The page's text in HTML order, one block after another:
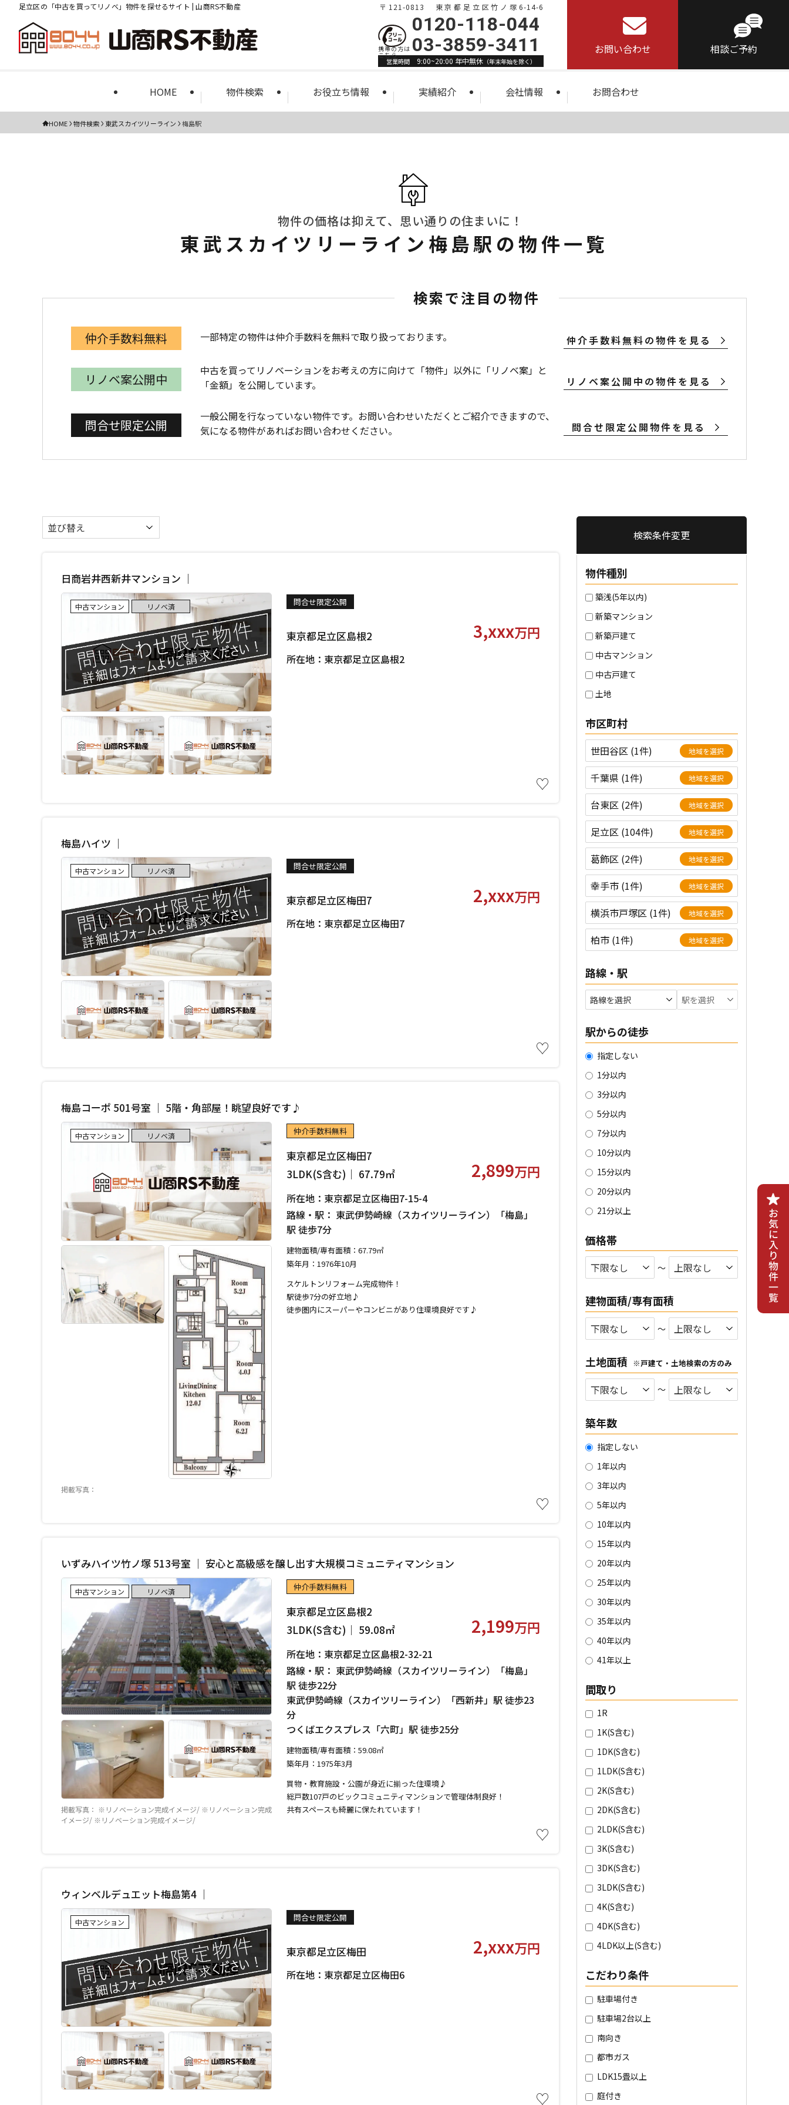
足立区の「中古を買ってリノベ」物件を探せるサイト | 山商RS不動産
HOME 物件検索 お役立ち情報 実績紹介 会社情報 お問合わせ
〒121-0813 東京都足立区竹ノ塚6-14-6
0120-118-044
03-3859-3411
営業時間9:00~20:00 年中無休（年末年始を除く）
お問い合わせ 相談ご予約
HOME 物件検索 東武スカイツリーライン 梅島駅
物件の価格は抑えて、思い通りの住まいに！
東武スカイツリーライン梅島駅の物件一覧
検索で注目の物件
仲介手数料無料 一部特定の物件は仲介手数料を無料で取り扱っております。 仲介手数料無料の物件を見る
リノベ案公開中
中古を買ってリノベーションをお考えの方に向けて「物件」以外に「リノベ案」と
「金額」を公開しています。
リノベ案公開中の物件を見る
問合せ限定公開
一般公開を行なっていない物件です。お問い合わせいただくとご紹介できますので、
気になる物件があればお問い合わせください。
問合せ限定公開物件を見る
日商岩井西新井マンション ｜
中古マンション リノベ済 問合せ限定公開
東京都足立区島根2 3,xxx万円
所在地：東京都足立区島根2
♡
梅島ハイツ ｜
中古マンション リノベ済 問合せ限定公開
東京都足立区梅田7 2,xxx万円
所在地：東京都足立区梅田7
♡
梅島コーポ 501号室 ｜ 5階・角部屋！眺望良好です♪
中古マンション リノベ済
掲載写真：
仲介手数料無料
東京都足立区梅田7
3LDK(S含む)｜ 67.79㎡
2,899万円
所在地：東京都足立区梅田7-15-4
路線・駅： 東武伊勢崎線（スカイツリーライン）「梅島」
駅 徒歩7分
建物面積/専有面積：67.79㎡
築年月：1976年10月
スケルトンリフォーム完成物件！
駅徒歩7分の好立地♪
徒歩圏内にスーパーやコンビニがあり住環境良好です♪
♡
いずみハイツ竹ノ塚 513号室 ｜ 安心と高級感を醸し出す大規模コミュニティマンション
中古マンション リノベ済
掲載写真： ※リノベーション完成イメージ/ ※リノベーション完成
イメージ/ ※リノベーション完成イメージ/
仲介手数料無料
東京都足立区島根2
3LDK(S含む)｜ 59.08㎡
2,199万円
所在地：東京都足立区島根2-32-21
路線・駅： 東武伊勢崎線（スカイツリーライン）「梅島」
駅 徒歩22分
東武伊勢崎線（スカイツリーライン）「西新井」駅 徒歩23
分
つくばエクスプレス「六町」駅 徒歩25分
建物面積/専有面積：59.08㎡
築年月：1975年3月
買物・教育施設・公園が身近に揃った住環境♪
総戸数107戸のビックコミュニティマンションで管理体制良好！
共有スペースも綺麗に保たれています！
♡
ウィンベルデュエット梅島第4 ｜
中古マンション 問合せ限定公開
東京都足立区梅田 2,xxx万円
所在地：東京都足立区梅田6
♡
検索条件変更
物件種別
築浅(5年以内)
新築マンション
新築戸建て
中古マンション
中古戸建て
土地
市区町村
世田谷区 (1件) 地域を選択
千葉県 (1件) 地域を選択
台東区 (2件) 地域を選択
足立区 (104件) 地域を選択
葛飾区 (2件) 地域を選択
幸手市 (1件) 地域を選択
横浜市戸塚区 (1件) 地域を選択
柏市 (1件) 地域を選択
路線・駅
駅からの徒歩
指定しない
1分以内
3分以内
5分以内
7分以内
10分以内
15分以内
20分以内
21分以上
価格帯
〜
建物面積/専有面積
〜
土地面積 ※戸建て・土地検索の方のみ
〜
築年数
指定しない
1年以内
3年以内
5年以内
10年以内
15年以内
20年以内
25年以内
30年以内
35年以内
40年以内
41年以上
間取り
1R
1K(S含む)
1DK(S含む)
1LDK(S含む)
2K(S含む)
2DK(S含む)
2LDK(S含む)
3K(S含む)
3DK(S含む)
3LDK(S含む)
4K(S含む)
4DK(S含む)
4LDK以上(S含む)
こだわり条件
駐車場付き
駐車場2台以上
南向き
都市ガス
LDK15畳以上
庭付き